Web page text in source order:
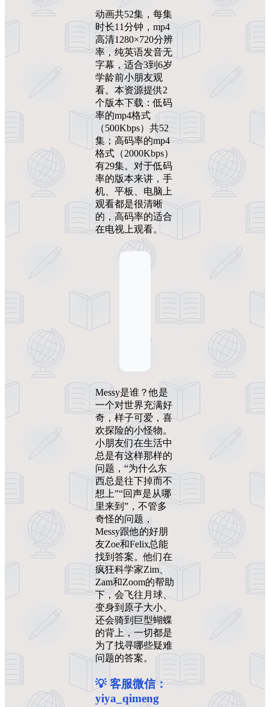
动画共52集，每集
时长11分钟，mp4
高清1280×720分辨
率，纯英语发音无
字幕，适合3到6岁
学龄前小朋友观
看。本资源提供2
个版本下载：低码
率的mp4格式
（500Kbps）共52
集；高码率的mp4
格式（2000Kbps）
有29集。对于低码
率的版本来讲，手
机、平板、电脑上
观看都是很清晰
的，高码率的适合
在电视上观看。
Messy是谁？他是
一个对世界充满好
奇，样子可爱，喜
欢探险的小怪物。
小朋友们在生活中
总是有这样那样的
问题，“为什么东
西总是往下掉而不
想上”“回声是从哪
里来到”，不管多
奇怪的问题，
Messy跟他的好朋
友Zoe和Felix总能
找到答案。他们在
疯狂科学家Zim、
Zam和Zoom的帮助
下，会飞往月球、
变身到原子大小、
还会骑到巨型蝴蝶
的背上，一切都是
为了找寻哪些疑难
问题的答案。
💡 客服微信：
yiya_qimeng